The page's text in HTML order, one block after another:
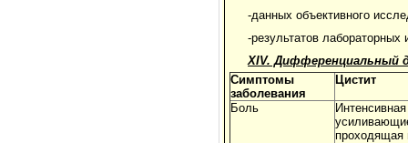
-данных объективного
-результатов
XIV. Дифференциальный
Симптомы
заболевания
Цистит
Боль
проходящая